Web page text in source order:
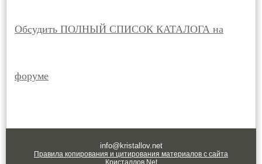
Обсудить ПОЛНЫЙ СПИСОК КАТАЛОГА на
форуме
info@kristallov.net
Правила копирования и цитирования материалов с сайта
Кристаллов.Net